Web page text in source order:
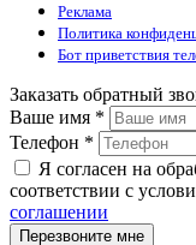
Реклама
Политика
Бот приветствия
Заказать обратный
Ваше имя *
Телефон *
Я согласен на
соответствии с
соглашении